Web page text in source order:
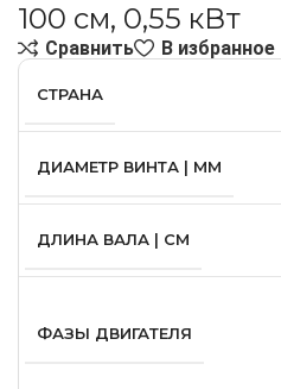
100 см, 0,55 кВт
Сравнить В избранное
СТРАНА
ДИАМЕТР ВИНТА | ММ
ДЛИНА ВАЛА | СМ
ФАЗЫ ДВИГАТЕЛЯ